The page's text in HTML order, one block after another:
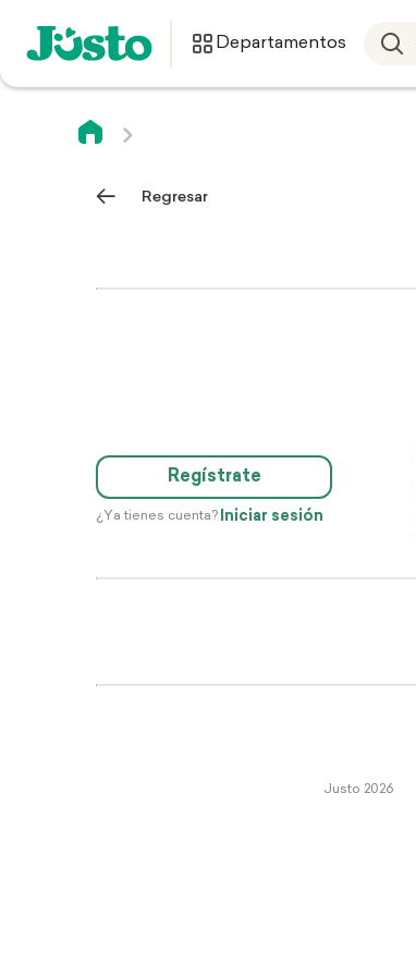
Departamentos
Regresar
Regístrate
¿Ya tienes cuenta? Iniciar sesión
Justo 2026